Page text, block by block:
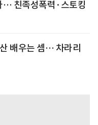
… 친족성폭력·스토킹
배우는 셈… 차라리